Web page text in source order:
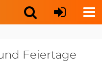
Feiertage